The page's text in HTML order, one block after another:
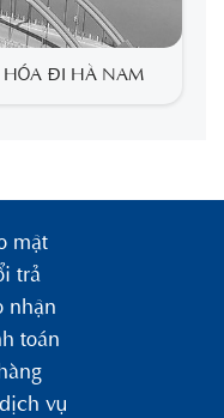
ĐI HÀ NAM
mật
trả
nhận
toán
vụ